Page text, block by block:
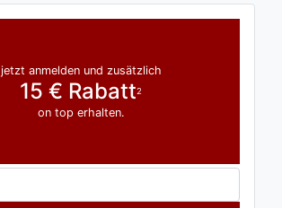
jetzt anmelden und zusätzlich
15 € Rabatt2
on top erhalten.